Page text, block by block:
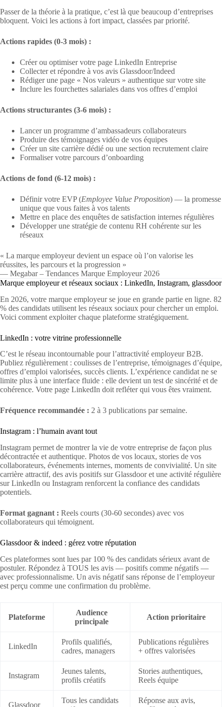
Passer de la théorie à la pratique, c’est là que beaucoup d’entreprises
bloquent. Voici les actions à fort impact, classées par priorité.
Actions rapides (0-3 mois) :
Créer ou optimiser votre page LinkedIn Entreprise
Collecter et répondre à vos avis Glassdoor/Indeed
Rédiger une page « Nos valeurs » authentique sur votre site
Inclure les fourchettes salariales dans vos offres d’emploi
Actions structurantes (3-6 mois) :
Lancer un programme d’ambassadeurs collaborateurs
Produire des témoignages vidéo de vos équipes
Créer un site carrière dédié ou une section recrutement claire
Formaliser votre parcours d’onboarding
Actions de fond (6-12 mois) :
Définir votre EVP (Employee Value Proposition) — la promesse
unique que vous faites à vos talents
Mettre en place des enquêtes de satisfaction internes régulières
Développer une stratégie de contenu RH cohérente sur les
réseaux
« La marque employeur devient un espace où l’on valorise les
réussites, les parcours et la progression »
— Megabar – Tendances Marque Employeur 2026
Marque employeur et réseaux sociaux : LinkedIn, Instagram, glassdoor
En 2026, votre marque employeur se joue en grande partie en ligne. 82
% des candidats utilisent les réseaux sociaux pour chercher un emploi.
Voici comment exploiter chaque plateforme stratégiquement.
LinkedIn : votre vitrine professionnelle
C’est le réseau incontournable pour l’attractivité employeur B2B.
Publiez régulièrement : coulisses de l’entreprise, témoignages d’équipe,
offres d’emploi valorisées, succès clients. L’expérience candidat ne se
limite plus à une interface fluide : elle devient un test de sincérité et de
cohérence. Votre page LinkedIn doit refléter qui vous êtes vraiment.
Fréquence recommandée : 2 à 3 publications par semaine.
Instagram : l’humain avant tout
Instagram permet de montrer la vie de votre entreprise de façon plus
décontractée et authentique. Photos de vos locaux, stories de vos
collaborateurs, événements internes, moments de convivialité. Un site
carrière attractif, des avis positifs sur Glassdoor et une activité régulière
sur LinkedIn ou Instagram renforcent la confiance des candidats
potentiels.
Format gagnant : Reels courts (30-60 secondes) avec vos
collaborateurs qui témoignent.
Glassdoor & indeed : gérez votre réputation
Ces plateformes sont lues par 100 % des candidats sérieux avant de
postuler. Répondez à TOUS les avis — positifs comme négatifs —
avec professionnalisme. Un avis négatif sans réponse de l’employeur
est perçu comme une confirmation du problème.
Plateforme
Audience
principale
Action prioritaire
LinkedIn
Profils qualifiés,
cadres, managers
Publications régulières
+ offres valorisées
Instagram
Jeunes talents,
profils créatifs
Stories authentiques,
Reels équipe
Glassdoor
Tous les candidats
Réponse aux avis,